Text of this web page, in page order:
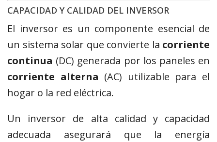
CAPACIDAD Y CALIDAD DEL INVERSOR
El inversor es un componente esencial de
un sistema solar que convierte la corriente
continua (DC) generada por los paneles en
corriente alterna (AC) utilizable para el
hogar o la red eléctrica.
Un inversor de alta calidad y capacidad
adecuada asegurará que la energía